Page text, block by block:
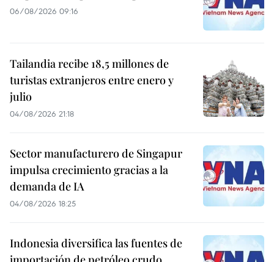
06/08/2026 09:16
Tailandia recibe 18,5 millones de
turistas extranjeros entre enero y
julio
04/08/2026 21:18
Sector manufacturero de Singapur
impulsa crecimiento gracias a la
demanda de IA
04/08/2026 18:25
Indonesia diversifica las fuentes de